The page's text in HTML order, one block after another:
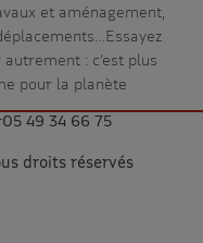
et aménagement,
: c’est plus
pour la planète
05 49 34 66 75
droits réservés